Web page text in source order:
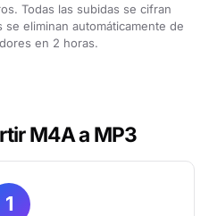
Todas las subidas se cifran
se eliminan automáticamente de
en 2 horas.
M4A a MP3
1